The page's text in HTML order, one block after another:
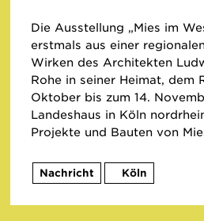
Die Ausstellung „Mies im
erstmals aus einer
Wirken des Architekten
Rohe in seiner Heimat, dem
Oktober bis zum 14.
Landeshaus in Köln
Projekte und Bauten von
Nachricht Köln